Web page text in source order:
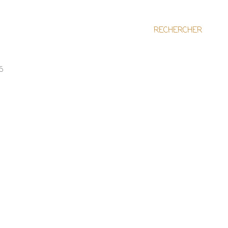
RECHERCHER